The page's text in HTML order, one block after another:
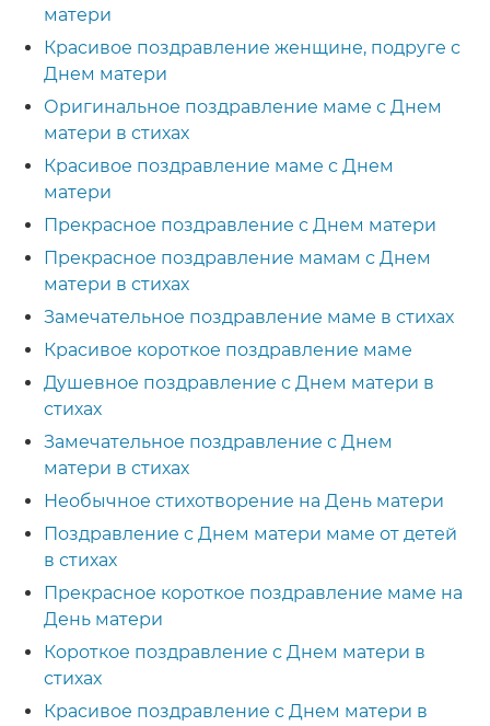
матери
Красивое поздравление женщине, подруге с
Днем матери
Оригинальное поздравление маме с Днем
матери в стихах
Красивое поздравление маме с Днем
матери
Прекрасное поздравление с Днем матери
Прекрасное поздравление мамам с Днем
матери в стихах
Замечательное поздравление маме в стихах
Красивое короткое поздравление маме
Душевное поздравление с Днем матери в
стихах
Замечательное поздравление с Днем
матери в стихах
Необычное стихотворение на День матери
Поздравление с Днем матери маме от детей
в стихах
Прекрасное короткое поздравление маме на
День матери
Короткое поздравление с Днем матери в
стихах
Красивое поздравление с Днем матери в